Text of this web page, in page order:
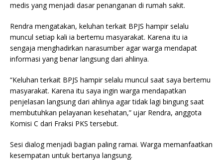
medis yang menjadi dasar penanganan di rumah sakit.
Rendra mengatakan, keluhan terkait BPJS hampir selalu
muncul setiap kali ia bertemu masyarakat. Karena itu ia
sengaja menghadirkan narasumber agar warga mendapat
informasi yang benar langsung dari ahlinya.
“Keluhan terkait BPJS hampir selalu muncul saat saya bertemu
masyarakat. Karena itu saya ingin warga mendapatkan
penjelasan langsung dari ahlinya agar tidak lagi bingung saat
membutuhkan pelayanan kesehatan,” ujar Rendra, anggota
Komisi C dari Fraksi PKS tersebut.
Sesi dialog menjadi bagian paling ramai. Warga memanfaatkan
kesempatan untuk bertanya langsung.